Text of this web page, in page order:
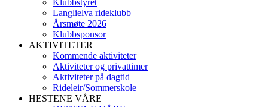
Klubbstyret
Langlielva rideklubb
Årsmøte 2026
Klubbsponsor
AKTIVITETER
Kommende aktiviteter
Aktiviteter og privattimer
Aktiviteter på dagtid
Rideleir/Sommerskole
HESTENE VÅRE